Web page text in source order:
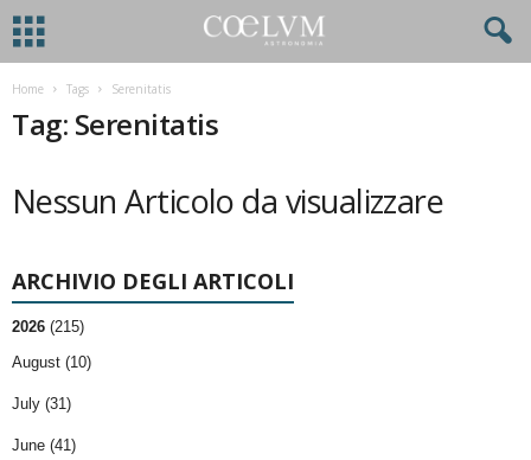
Home Tags Serenitatis
Tag: Serenitatis
Nessun Articolo da visualizzare
ARCHIVIO DEGLI ARTICOLI
2026 (215)
August (10)
July (31)
June (41)